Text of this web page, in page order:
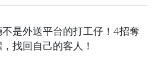
是外送平台的打工仔！4招奪
找回自己的客人！